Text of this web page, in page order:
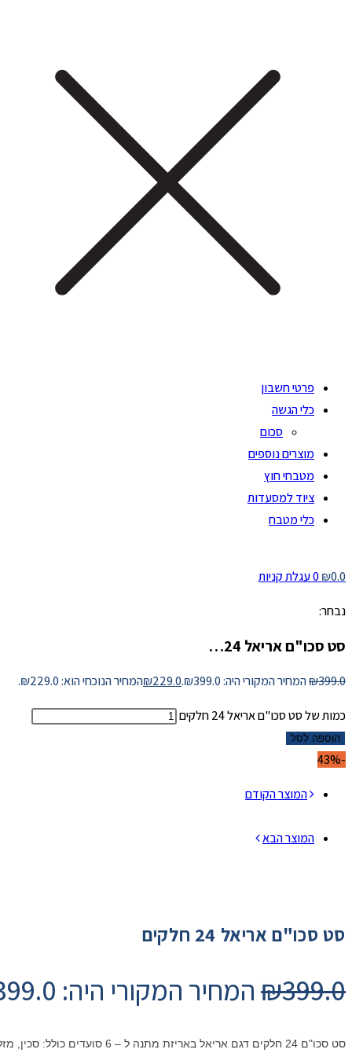
פרטי חשבון
כלי הגשה
סכום
מוצרים נוספים
מטבחי חוץ
ציוד למסעדות
כלי מטבח
₪0.0
0 עגלת קניות
נבחר:
סט סכו"ם אריאל 24…
₪399.0 המחיר המקורי היה: ₪399.0. ₪229.0 המחיר הנוכחי הוא: ₪229.0.
כמות של סט סכו"ם אריאל 24 חלקים
הוספה לסל
המוצר הקודם
המוצר הבא
סט סכו"ם אריאל 24 חלקים
₪399.0 המחיר המקורי היה: ₪399.0.
סט סכו"ם 24 חלקים דגם אריאל באריזת מתנה ל – 6 סועדים כולל: סכין, מזלג, כף וכפית * 6 יחידות מכ"א.